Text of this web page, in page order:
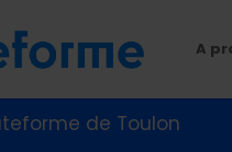
A
de Toulon